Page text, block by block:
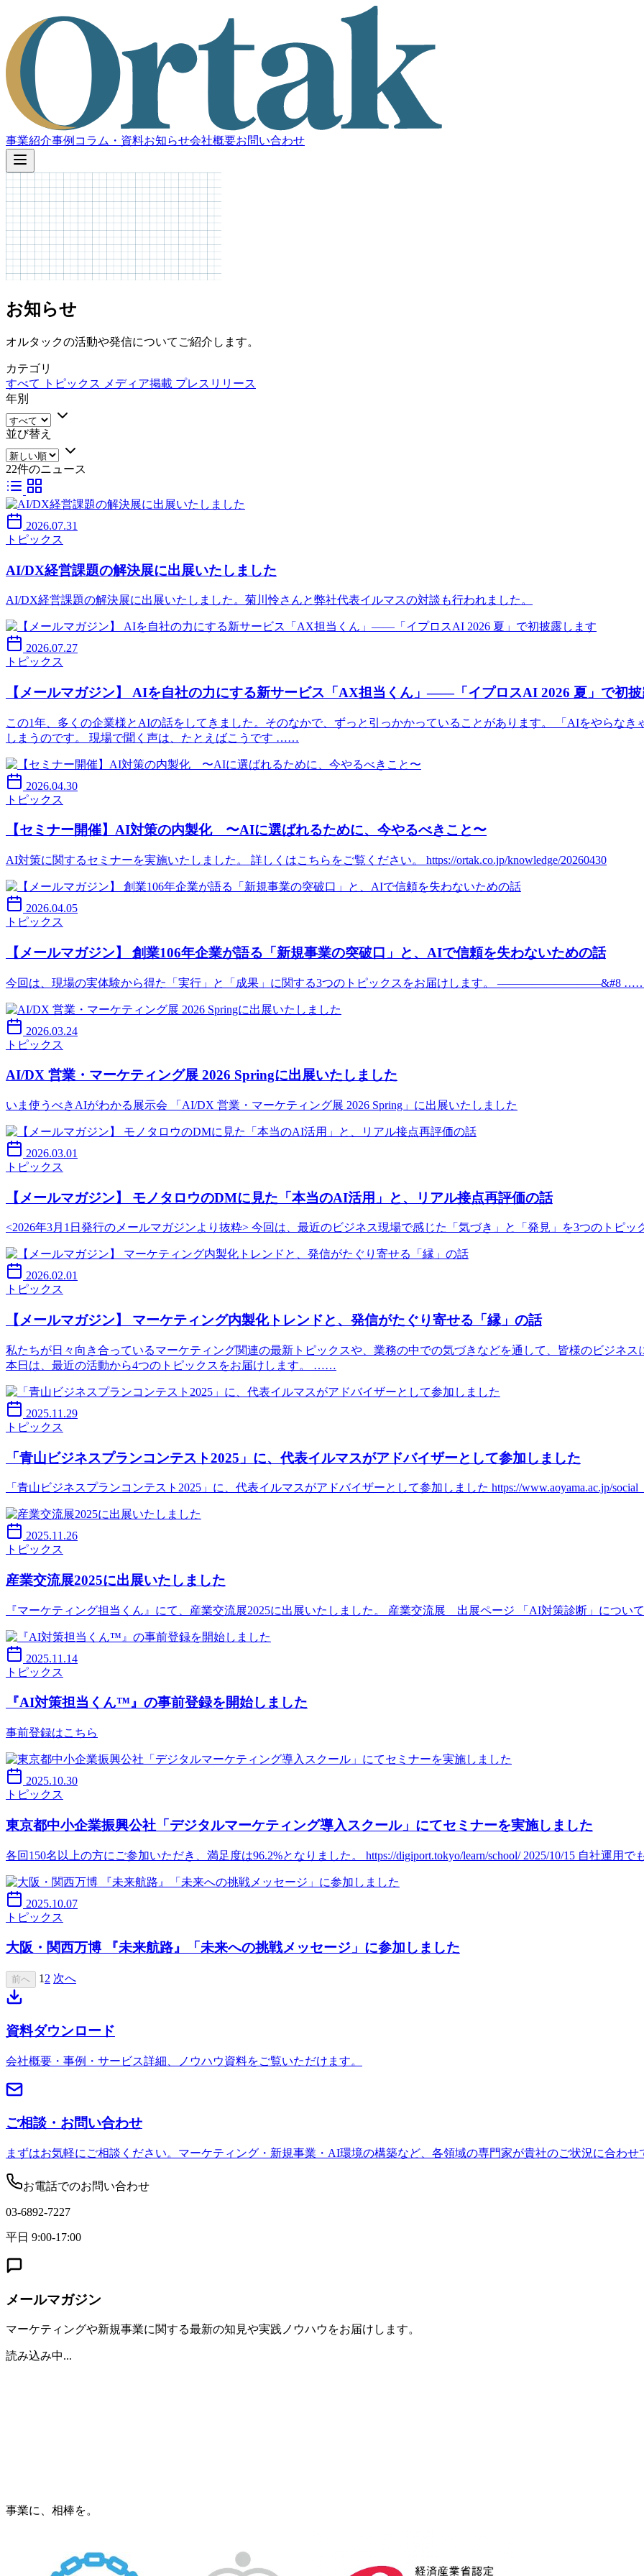
事業紹介事例 コラム・資料お知らせ会社概要お問い合わせ
お知らせ
オルタックの活動や発信についてご紹介します。
カテゴリ
すべて
トピックス メディア掲載 プレスリリース
年別
並び替え
22件のニュース
2026.07.31
トピックス
AI/DX経営課題の解決展に出展いたしました
AI/DX経営課題の解決展に出展いたしました。菊川怜さんと弊社代表イルマスの対談も行われました。
2026.07.27
トピックス
【メールマガジン】 AIを自社の力にする新サービス「AX担当くん」——「イプロスAI 2026 夏」で初
この1年、多くの企業様とAIの話をしてきました。そのなかで、ずっと引っかかっていることがあります。 「AIをやらな
しまうのです。 現場で聞く声は、たとえばこうです ……
2026.04.30
トピックス
【セミナー開催】AI対策の内製化 〜AIに選ばれるために、今やるべきこと〜
AI対策に関するセミナーを実施いたしました。 詳しくはこちらをご覧ください。 https://ortak.co.jp/knowledge/20260430
2026.04.05
トピックス
【メールマガジン】 創業106年企業が語る「新規事業の突破口」と、AIで信頼を失わないための話
今回は、現場の実体験から得た「実行」と「成果」に関する3つのトピックスをお届けします。 —————————&#8
2026.03.24
トピックス
AI/DX 営業・マーケティング展 2026 Springに出展いたしました
いま使うべきAIがわかる展示会 「AI/DX 営業・マーケティング展 2026 Spring」に出展いたしました
2026.03.01
トピックス
【メールマガジン】 モノタロウのDMに見た「本当のAI活用」と、リアル接点再評価の話
<2026年3月1日発行のメールマガジンより抜粋> 今回は、最近のビジネス現場で感じた「気づき」と「発見」を3つのト
2026.02.01
トピックス
【メールマガジン】 マーケティング内製化トレンドと、発信がたぐり寄せる「縁」の話
私たちが日々向き合っているマーケティング関連の最新トピックスや、業務の中での気づきなどを通して、皆様のビジネス
本日は、最近の活動から4つのトピックスをお届けします。 ……
2025.11.29
トピックス
「青山ビジネスプランコンテスト2025」に、代表イルマスがアドバイザーとして参加しました
「青山ビジネスプランコンテスト2025」に、代表イルマスがアドバイザーとして参加しました https://www.aoyama.ac.jp/
2025.11.26
トピックス
産業交流展2025に出展いたしました
『マーケティング担当くん』にて、産業交流展2025に出展いたしました。 産業交流展 出展ページ 「AI対策診断」につい
2025.11.14
トピックス
『AI対策担当くん™』の事前登録を開始しました
事前登録はこちら
2025.10.30
トピックス
東京都中小企業振興公社「デジタルマーケティング導入スクール」にてセミナーを実施しました
各回150名以上の方にご参加いただき、満足度は96.2%となりました。 https://digiport.tokyo/learn/school/ 2025/10/15 自社運用
2025.10.07
トピックス
大阪・関西万博 『未来航路』「未来への挑戦メッセージ」に参加しました
前へ 1 2 次へ
資料ダウンロード
会社概要・事例・サービス詳細、ノウハウ資料をご覧いただけます。
ご相談・お問い合わせ
まずはお気軽にご相談ください。マーケティング・新規事業・AI環境の構築など、各領域の専門家が貴社のご状況に合わせ
お電話でのお問い合わせ
03-6892-7227
平日 9:00-17:00
メールマガジン
マーケティングや新規事業に関する最新の知見や実践ノウハウをお届けします。
読み込み中...
事業に、相棒を。